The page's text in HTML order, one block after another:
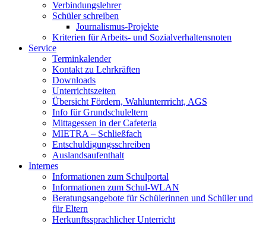
Verbindungslehrer
Schüler schreiben
Journalismus-Projekte
Kriterien für Arbeits- und Sozialverhaltensnoten
Service
Terminkalender
Kontakt zu Lehrkräften
Downloads
Unterrichtszeiten
Übersicht Fördern, Wahlunterrricht, AGS
Info für Grundschuleltern
Mittagessen in der Cafeteria
MIETRA – Schließfach
Entschuldigungsschreiben
Auslandsaufenthalt
Internes
Informationen zum Schulportal
Informationen zum Schul-WLAN
Beratungsangebote für Schülerinnen und Schüler und
für Eltern
Herkunftssprachlicher Unterricht